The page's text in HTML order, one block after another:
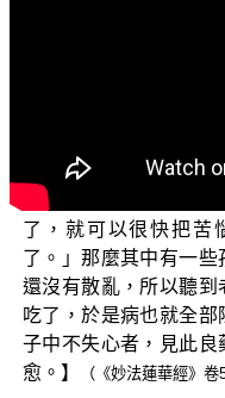
覺得那個不好吃。這
說：「此大良藥，色
了，就可以很快把苦
了。」那麼其中有一
還沒有散亂，所以聽
吃了，於是病也就全
子中不失心者，見此
愈。】
（《妙法蓮華經》卷